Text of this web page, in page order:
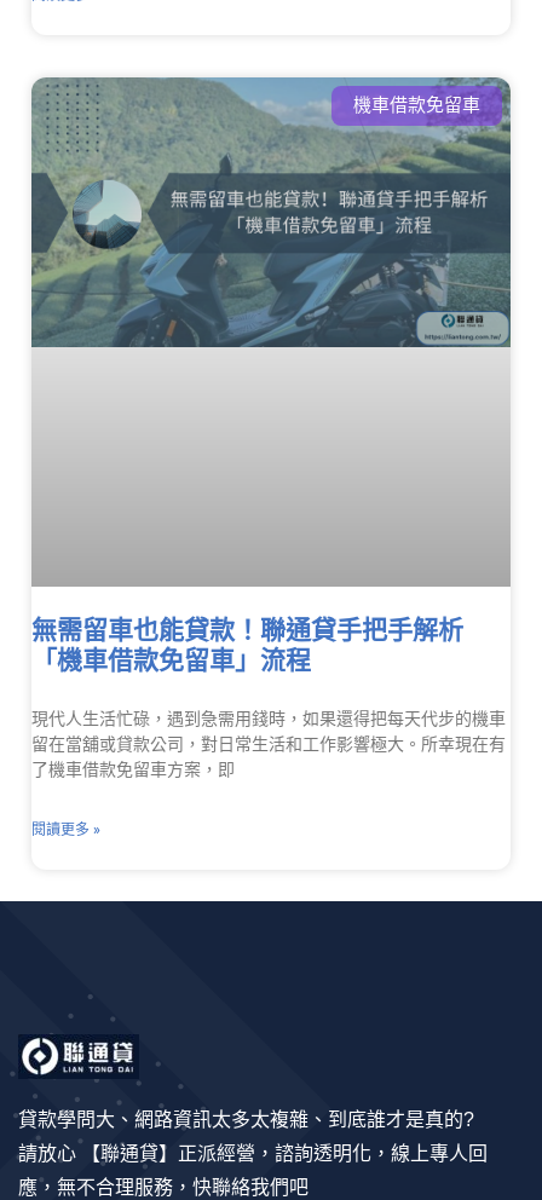
機車借款免留車
無需留車也能貸款！聯通貸手把手解析
「機車借款免留車」流程
現代人生活忙碌，遇到急需用錢時，如果還得把每天代步的機車
留在當舖或貸款公司，對日常生活和工作影響極大。所幸現在有
了機車借款免留車方案，即
閱讀更多 »
貸款學問大、網路資訊太多太複雜、到底誰才是真的?
請放心 【聯通貸】正派經營，諮詢透明化，線上專人回
應，無不合理服務，快聯絡我們吧